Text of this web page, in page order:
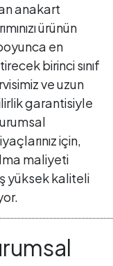
anakart
ürünün
en
birinci sınıf
ve uzun
garantisiyle
için,
maliyeti
yüksek kaliteli